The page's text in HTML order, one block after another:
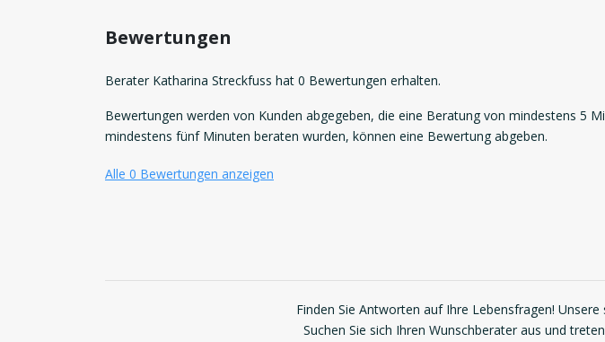
Bewertungen
Berater Katharina Streckfuss hat 0 Bewertungen erhalten.
Bewertungen werden von Kunden abgegeben, die eine Beratung von mindestens 5
mindestens fünf Minuten beraten wurden, können eine Bewertung abgeben.
Alle 0 Bewertungen anzeigen
Finden Sie Antworten auf Ihre Lebensfragen!
Suchen Sie sich Ihren Wunschberater aus und